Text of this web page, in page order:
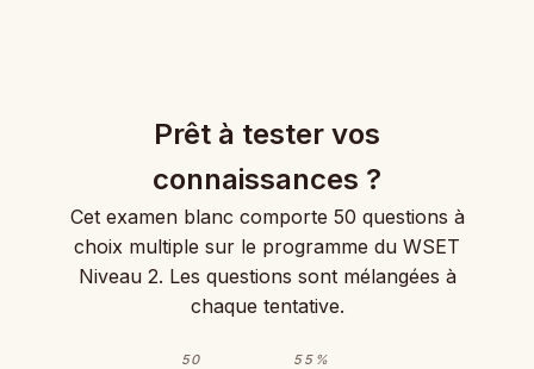
Prêt à tester vos
connaissances ?
Cet examen blanc comporte 50 questions à
choix multiple sur le programme du WSET
Niveau 2. Les questions sont mélangées à
chaque tentative.
50 55%